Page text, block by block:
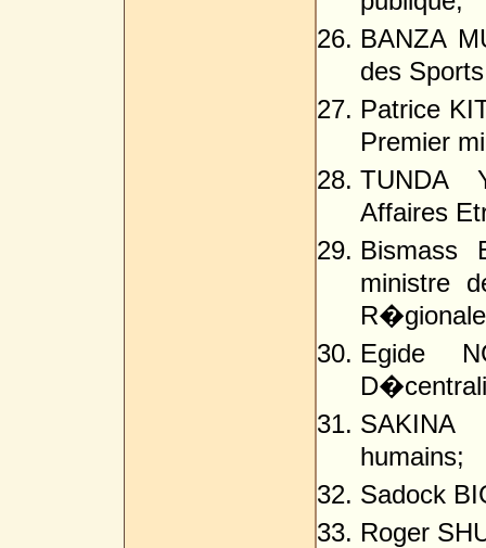
BANZA
des
Patrice
Premier
TUNDA
Affaires
Bismass
ministre
Egide
SAKINA
humains;
Sadock
Roger